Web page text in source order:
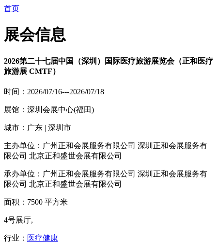
首页
展会信息
2026第二十七届中国（深圳）国际医疗旅游展览会（正和医疗
旅游展 CMTF）
时间：2026/07/16---2026/07/18
展馆：深圳会展中心(福田)
城市：广东 | 深圳市
主办单位：广州正和会展服务有限公司 深圳正和会展服务有
限公司 北京正和盛世会展有限公司
承办单位：广州正和会展服务有限公司 深圳正和会展服务有
限公司 北京正和盛世会展有限公司
面积：7500 平方米
4号展厅,
行业： 医疗健康